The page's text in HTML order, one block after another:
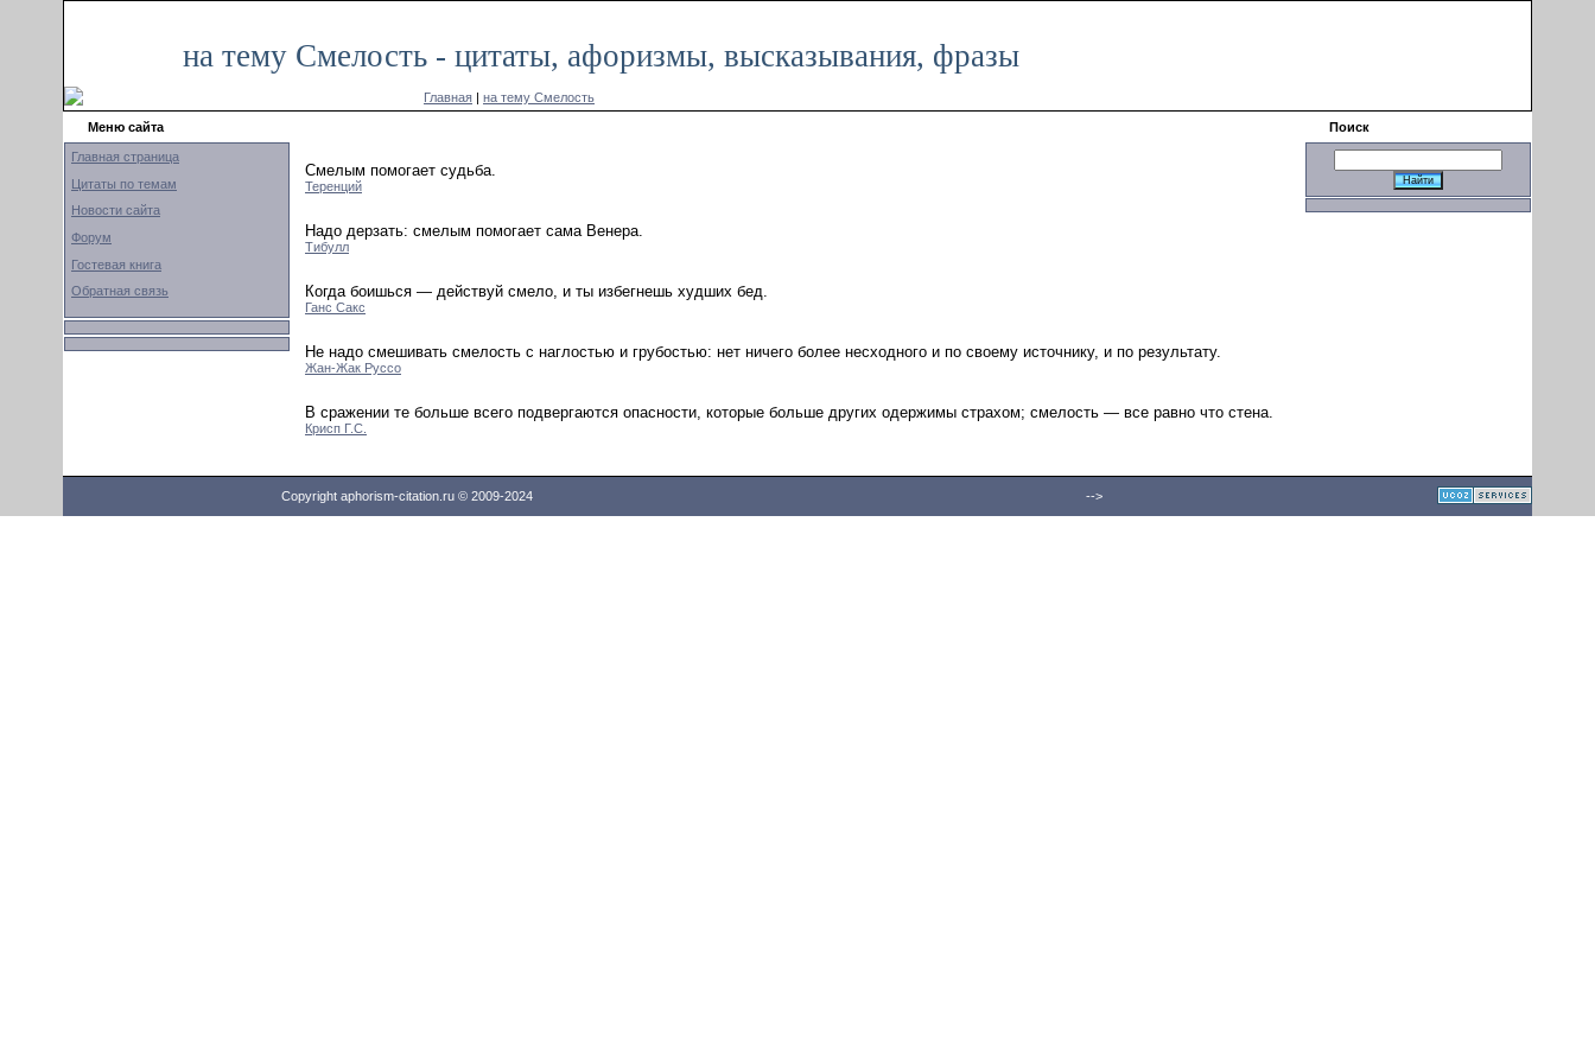
на тему Смелость - цитаты, афоризмы, высказывания, фразы
Главная | на тему Смелость
Меню сайта
Главная страница
Цитаты по темам
Новости сайта
Форум
Гостевая книга
Обратная связь
Смелым помогает судьба.
Теренций
Надо дерзать: смелым помогает сама Венера.
Тибулл
Когда боишься — действуй смело, и ты избегнешь худших бед.
Ганс Сакс
Не надо смешивать смелость с наглостью и грубостью: нет ничего более несходного и по своему источнику, и по результату.
Жан-Жак Руссо
В сражении те больше всего подвергаются опасности, которые больше других одержимы страхом; смелость — все равно что стена.
Крисп Г.С.
Поиск
Copyright aphorism-citation.ru © 2009-2024 -->